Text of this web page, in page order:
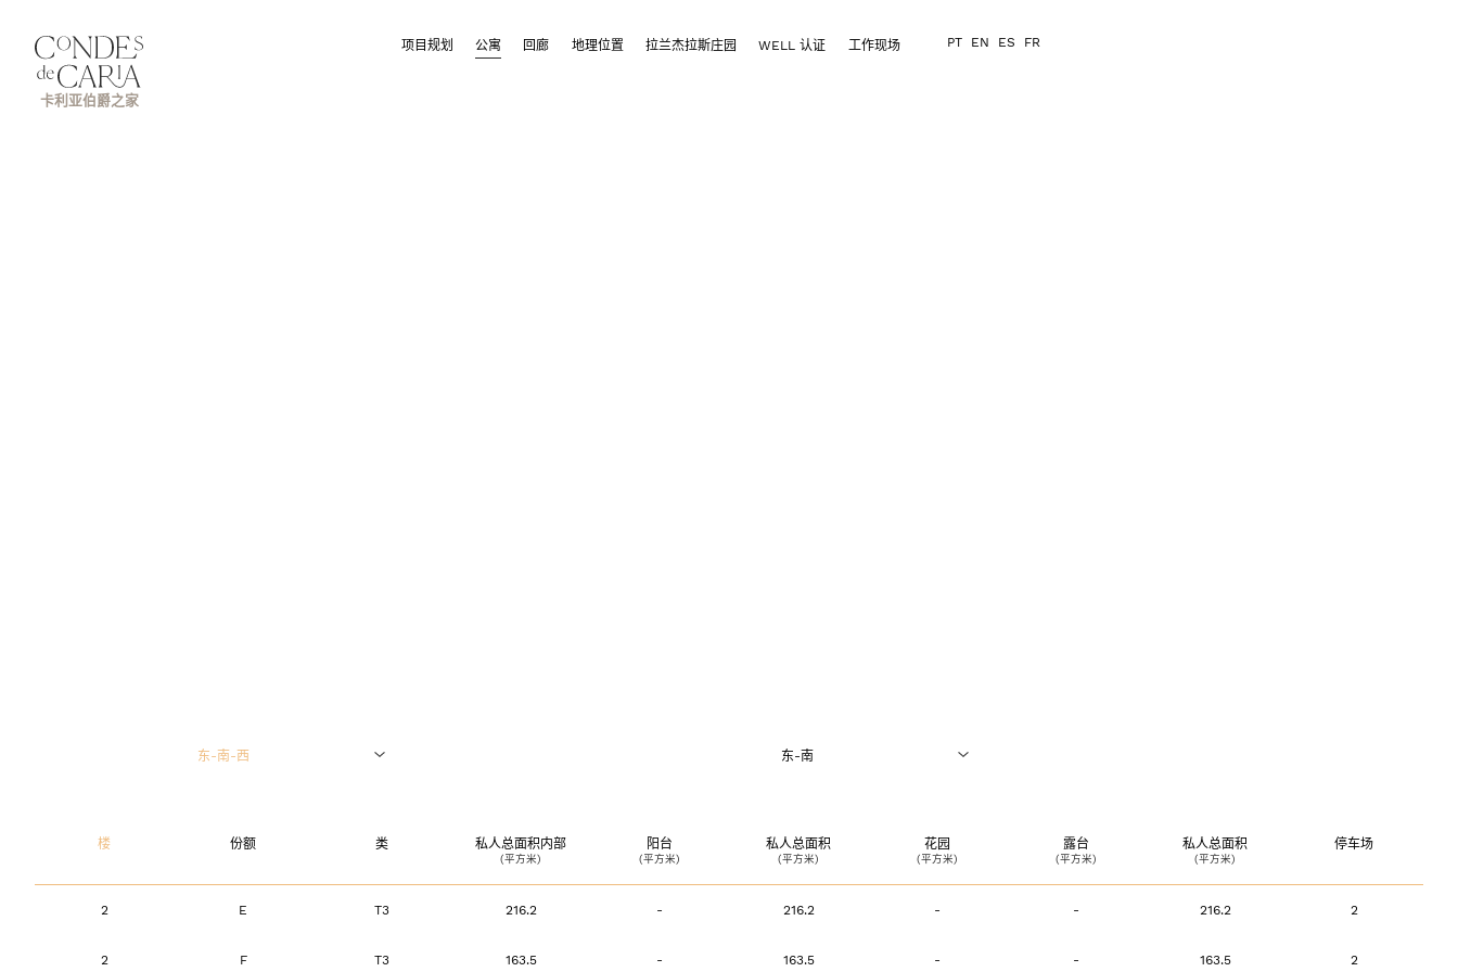
卡利亚伯爵之家
项目规划 公寓 回廊 地理位置 拉兰杰拉斯庄园 WELL 认证 工作现场 PT EN ES FR
东-南-西
2层（即中国的3楼）
东-南
1层（即中国的2楼）
2层（即中国的3楼）
楼 份额 类 私人总面积内部
(平方米)
阳台
(平方米)
私人总面积
(平方米)
花园
(平方米)
露台
(平方米)
私人总面积
(平方米)
停车场
2 E T3 216.2 - 216.2 - - 216.2 2
2 F T3 163.5 - 163.5 - - 163.5 2